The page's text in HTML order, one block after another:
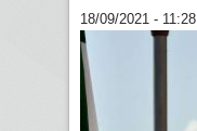
18/09/2021 - 11:28